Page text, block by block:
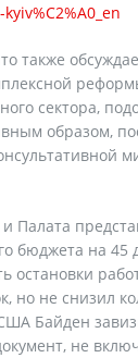
также
сектора,
образом,
Палата
бюджета на 45
остановки
но не снизил
Байден
не